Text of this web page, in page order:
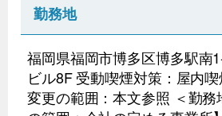
勤務地
福岡県福岡市博多区博多駅南
ビル8F 受動喫煙対策：屋内
変更の範囲：本文参照 ＜勤務